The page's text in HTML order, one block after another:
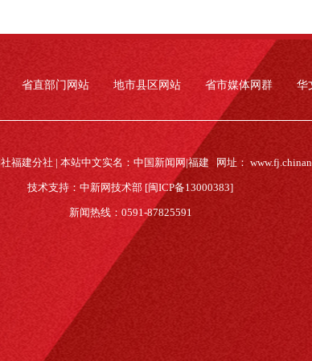
省直部门网站 地市县区网站 省市媒体网群 华
福建分社 | 本站中文实名：中国新闻网|福建 网址：
技术支持：中新网技术部 [闽ICP备13000383]
新闻热线：0591-87825591